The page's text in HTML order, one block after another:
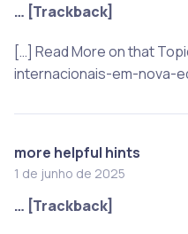
… [Trackback]
[…] Read More on that
internacionais-em-nova-
more helpful hints
1 de junho de 2025
… [Trackback]